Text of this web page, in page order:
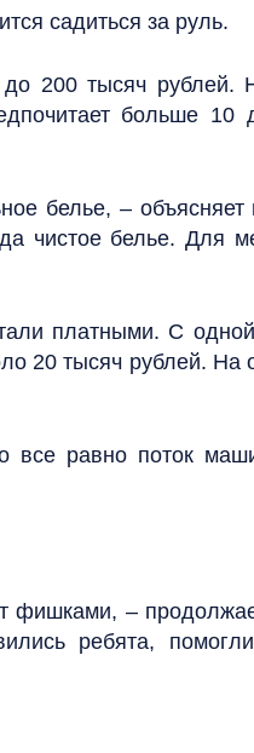
садиться за руль.
200 тысяч рублей.
больше 10
белье, – объясняет
чистое белье. Для
платными. С
20 тысяч рублей.
все равно поток
фишками, –
ребята,